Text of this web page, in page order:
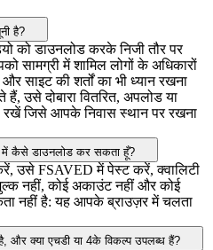
है?
को डाउनलोड करके निजी तौर पर
में शामिल लोगों के अधिकारों
साइट की शर्तों का भी ध्यान रखना
उसे दोबारा वितरित, अपलोड या
जिसे आपके निवास स्थान पर रखना
में कैसे डाउनलोड कर सकता हूँ?
उसे FSAVED में पेस्ट करें, क्वालिटी
नहीं, कोई अकाउंट नहीं और कोई
नहीं है: यह आपके ब्राउज़र में चलता
और क्या एचडी या 4के विकल्प उपलब्ध हैं?